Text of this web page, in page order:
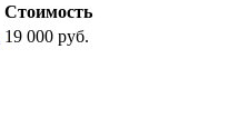
Стоимость
19 000 руб.